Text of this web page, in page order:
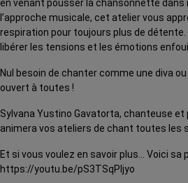
en venant pousser la chansonnette dans
l’approche musicale, cet atelier vous
respiration pour toujours plus de détente.
libérer les tensions et les émotions
Nul besoin de chanter comme une diva
ouvert à toutes !
Sylvana Yustino Gavatorta, chanteuse
animera vos ateliers de chant toutes les
Et si vous voulez en savoir plus… Voici sa
https://youtu.be/pS3TSqPljyo